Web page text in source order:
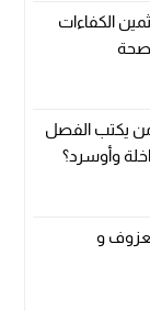
الكفاءات
من يكتب الفصل
وأوسرد؟
بين العزوف و